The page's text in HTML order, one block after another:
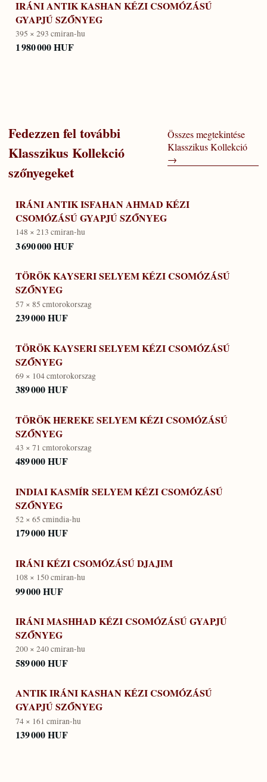
IRÁNI ANTIK KASHAN KÉZI CSOMÓZÁSÚ
GYAPJÚ SZŐNYEG
395 × 293 cmiran-hu
1 980 000 HUF
Fedezzen fel további
Klasszikus Kollekció
szőnyegeket
Összes megtekintése
Klasszikus Kollekció
→
IRÁNI ANTIK ISFAHAN AHMAD KÉZI
CSOMÓZÁSÚ GYAPJÚ SZŐNYEG
148 × 213 cmiran-hu
3 690 000 HUF
TÖRÖK KAYSERI SELYEM KÉZI CSOMÓZÁSÚ
SZŐNYEG
57 × 85 cmtorokorszag
239 000 HUF
TÖRÖK KAYSERI SELYEM KÉZI CSOMÓZÁSÚ
SZŐNYEG
69 × 104 cmtorokorszag
389 000 HUF
TÖRÖK HEREKE SELYEM KÉZI CSOMÓZÁSÚ
SZŐNYEG
43 × 71 cmtorokorszag
489 000 HUF
INDIAI KASMÍR SELYEM KÉZI CSOMÓZÁSÚ
SZŐNYEG
52 × 65 cmindia-hu
179 000 HUF
IRÁNI KÉZI CSOMÓZÁSÚ DJAJIM
108 × 150 cmiran-hu
99 000 HUF
IRÁNI MASHHAD KÉZI CSOMÓZÁSÚ GYAPJÚ
SZŐNYEG
200 × 240 cmiran-hu
589 000 HUF
ANTIK IRÁNI KASHAN KÉZI CSOMÓZÁSÚ
GYAPJÚ SZŐNYEG
74 × 161 cmiran-hu
139 000 HUF